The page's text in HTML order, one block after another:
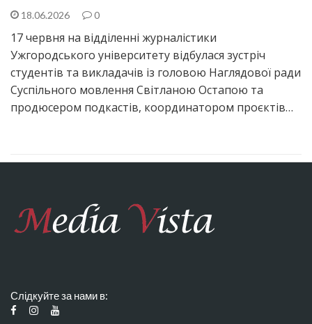
18.06.2026 0
17 червня на відділенні журналістики
Ужгородського університету відбулася зустріч
студентів та викладачів із головою Наглядової ради
Суспільного мовлення Світланою Остапою та
продюсером подкастів, координатором проєктів…
Слідкуйте за нами в: